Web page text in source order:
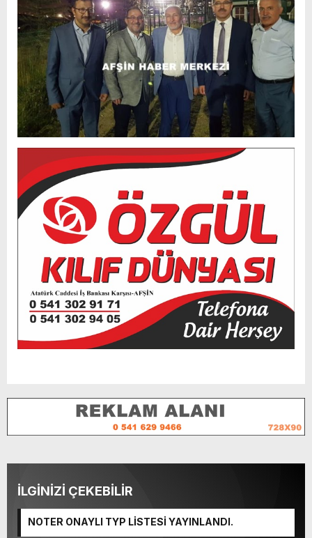
İLGİNİZİ ÇEKEBİLİR
NOTER ONAYLI TYP LİSTESİ YAYINLANDI.